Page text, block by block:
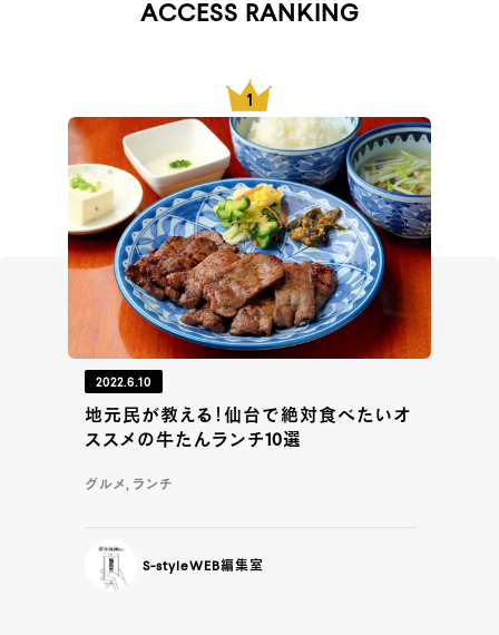
ACCESS RANKING
2022.6.10
地元民が教える！仙台で絶対食べたいオ
ススメの牛たんランチ10選
グルメ, ランチ
S-styleWEB編集室